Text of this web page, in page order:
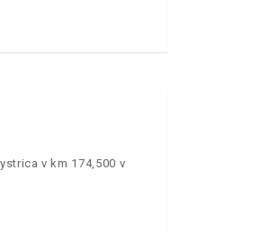
v km 174,500 v